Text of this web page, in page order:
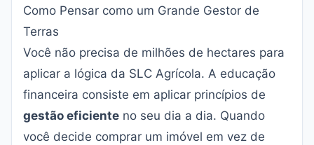
Como Pensar como um Grande Gestor de
Terras
Você não precisa de milhões de hectares para
aplicar a lógica da SLC Agrícola. A educação
financeira consiste em aplicar princípios de
gestão eficiente no seu dia a dia. Quando
você decide comprar um imóvel em vez de